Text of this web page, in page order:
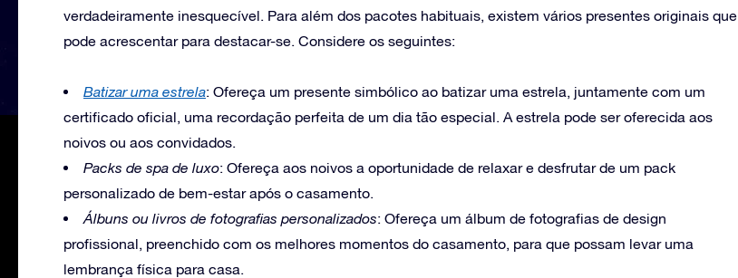
verdadeiramente inesquecível. Para além dos pacotes habituais, existem vários presentes originais que
pode acrescentar para destacar-se. Considere os seguintes:
Batizar uma estrela: Ofereça um presente simbólico ao batizar uma estrela, juntamente com um
certificado oficial, uma recordação perfeita de um dia tão especial. A estrela pode ser oferecida aos
noivos ou aos convidados.
Packs de spa de luxo: Ofereça aos noivos a oportunidade de relaxar e desfrutar de um pack
personalizado de bem-estar após o casamento.
Álbuns ou livros de fotografias personalizados: Ofereça um álbum de fotografias de design
profissional, preenchido com os melhores momentos do casamento, para que possam levar uma
lembrança física para casa.